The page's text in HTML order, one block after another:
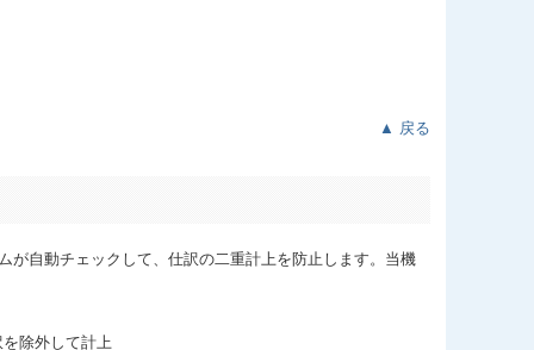
▲ 戻る
が自動チェックして、仕訳の二重計上を防止します。当機